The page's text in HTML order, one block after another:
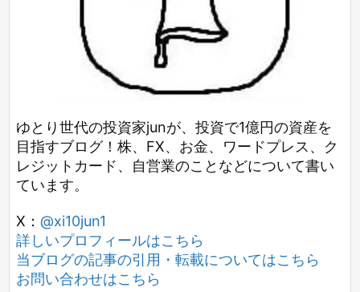
ゆとり世代の投資家junが、投資で1億円の資産を
目指すブログ！株、FX、お金、ワードプレス、ク
レジットカード、自営業のことなどについて書い
ています。
X： @xi10jun1
詳しいプロフィールはこちら
当ブログの記事の引用・転載についてはこちら
お問い合わせはこちら